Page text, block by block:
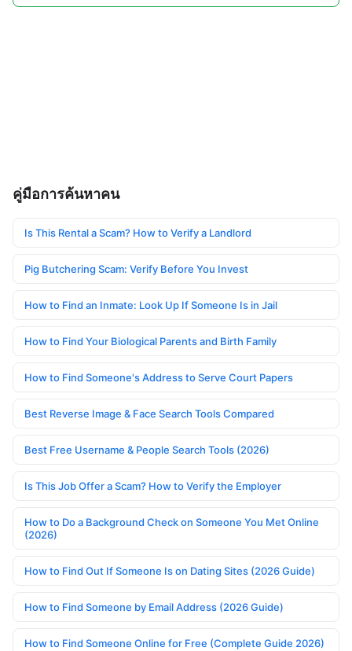
คู่มือการค้นหาคน
Is This Rental a Scam? How to Verify a Landlord
Pig Butchering Scam: Verify Before You Invest
How to Find an Inmate: Look Up If Someone Is in Jail
How to Find Your Biological Parents and Birth Family
How to Find Someone's Address to Serve Court Papers
Best Reverse Image & Face Search Tools Compared
Best Free Username & People Search Tools (2026)
Is This Job Offer a Scam? How to Verify the Employer
How to Do a Background Check on Someone You Met Online
(2026)
How to Find Out If Someone Is on Dating Sites (2026 Guide)
How to Find Someone by Email Address (2026 Guide)
How to Find Someone Online for Free (Complete Guide 2026)